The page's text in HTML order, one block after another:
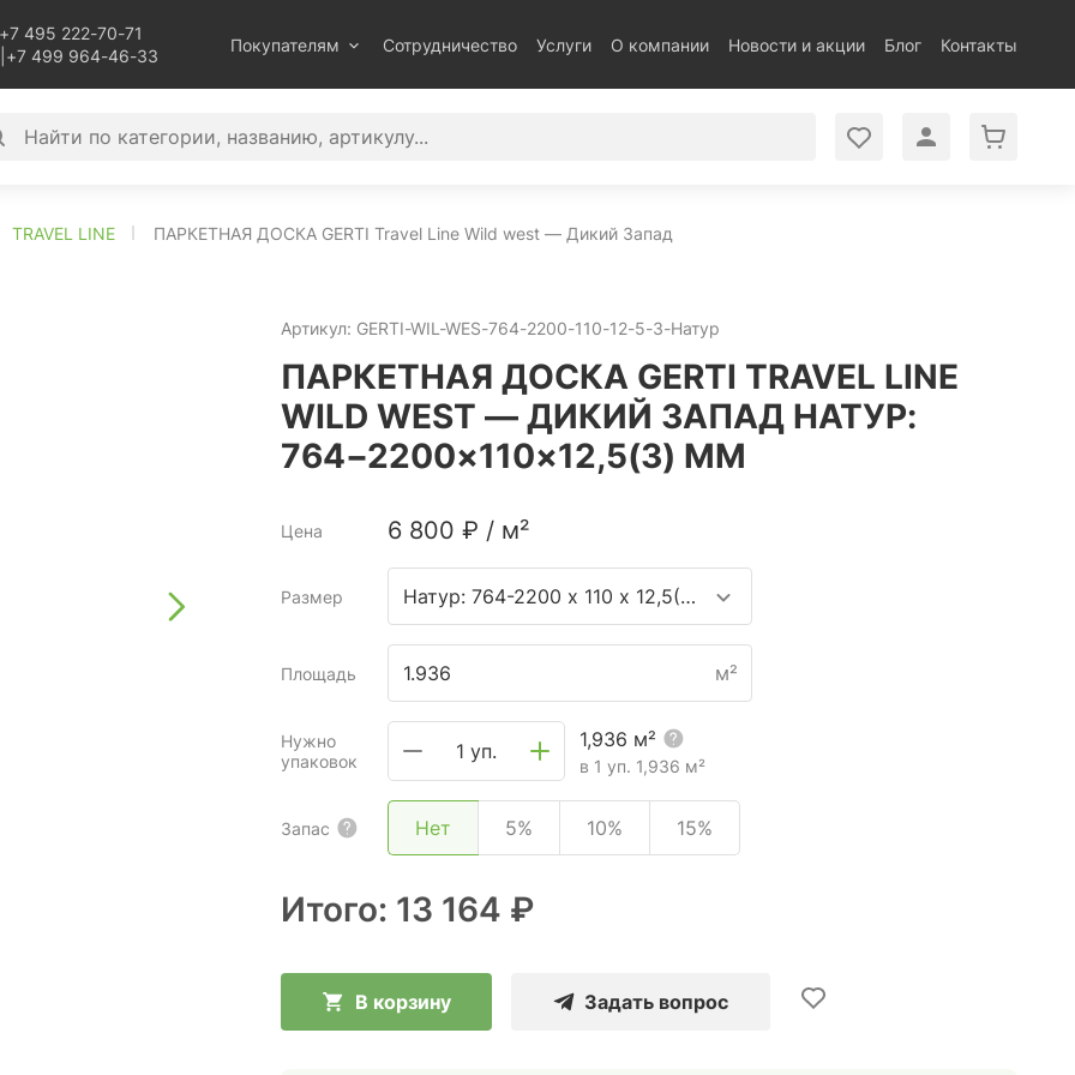
+7 495 222-70-71
+7 499 964-46-33
Покупателям Сотрудничество Услуги О компании Новости и акции Блог Контакты
TRAVEL LINE ПАРКЕТНАЯ ДОСКА GERTI Travel Line Wild west — Дикий Запад
Артикул: GERTI-WIL-WES-764-2200-110-12-5-3-Натур
ПАРКЕТНАЯ ДОСКА GERTI TRAVEL LINE
WILD WEST — ДИКИЙ ЗАПАД НАТУР:
764−2200×110×12,5(3) ММ
Цена 6 800 ₽ / м²
Размер Натур: 764-2200 х 110 х 12,5(3) мм
Площадь м²
Нужно
упаковок
1 уп.
1,936 м²
в 1 уп. 1,936 м²
Запас Нет 5% 10% 15%
Итого: 13 164 ₽
В корзину Задать вопрос